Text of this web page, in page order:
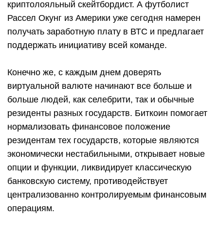
криптолояльный скейтбордист. А футболист
Рассел Окунг из Америки уже сегодня намерен
получать заработную плату в ВТС и предлагает
поддержать инициативу всей команде.
Конечно же, с каждым днем доверять
виртуальной валюте начинают все больше и
больше людей, как селебрити, так и обычные
резиденты разных государств. Биткоин помогает
нормализовать финансовое положение
резидентам тех государств, которые являются
экономически нестабильными, открывает новые
опции и функции, ликвидирует классическую
банковскую систему, противодействует
централизованно контролируемым финансовым
операциям.